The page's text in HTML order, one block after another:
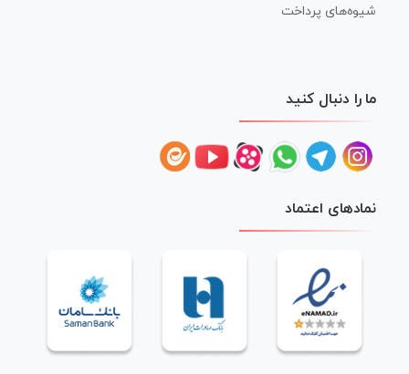
شیوه‌های پرداخت
ما را دنبال کنید
نمادهای اعتماد